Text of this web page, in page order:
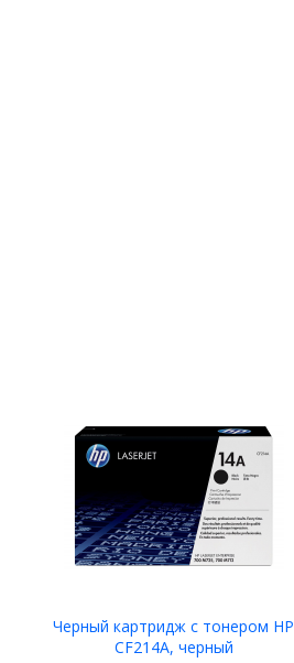
Черный картридж с тонером HP
CF214A, черный